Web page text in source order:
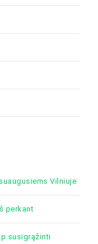
Vilniuje
perkant
susigrąžinti